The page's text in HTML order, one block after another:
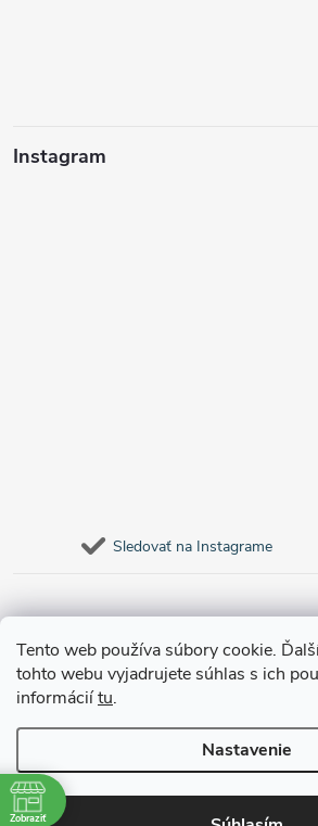
Tento web používa súbory cookie.
tohto webu vyjadrujete súhlas s ich
informáciítu.
Nastavenie
Instagram
Sledovať na Instagrame
Vytvoril Shoptet
Copyright 2026
Zobraziť